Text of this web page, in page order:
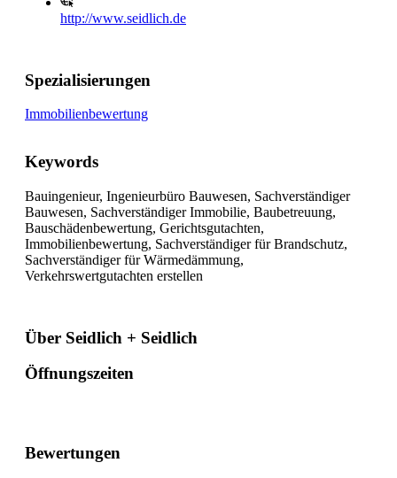
http://www.seidlich.de
Spezialisierungen
Immobilienbewertung
Keywords
Bauingenieur, Ingenieurbüro Bauwesen, Sachverständiger
Bauwesen, Sachverständiger Immobilie, Baubetreuung,
Bauschädenbewertung, Gerichtsgutachten,
Immobilienbewertung, Sachverständiger für Brandschutz,
Sachverständiger für Wärmedämmung,
Verkehrswertgutachten erstellen
Über Seidlich + Seidlich
Öffnungszeiten
Bewertungen